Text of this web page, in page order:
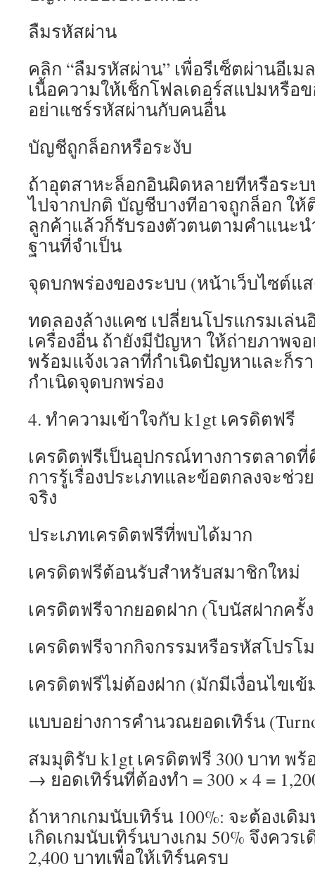
ลืมรหัสผ่าน
คลิก “ลืมรหัสผ่าน” เพื่อรีเซ็ตผ่านอีเม
เนื้อความให้เช็กโฟลเดอร์สแปมหรือ
อย่าแชร์รหัสผ่านกับคนอื่น
บัญชีถูกล็อกหรือระงับ
ถ้าอุตสาหะล็อกอินผิดหลายทีหรือระ
ไปจากปกติ บัญชีบางทีอาจถูกล็อก ให้
ลูกค้าแล้วก็รับรองตัวตนตามคำแนะ
ฐานที่จำเป็น
จุดบกพร่องของระบบ (หน้าเว็บไซต์แ
ทดลองล้างแคช เปลี่ยนโปรแกรมเล่น
เครื่องอื่น ถ้ายังมีปัญหา ให้ถ่ายภาพจ
พร้อมแจ้งเวลาที่กำเนิดปัญหาและก็ร
กำเนิดจุดบกพร่อง
4. ทำความเข้าใจกับ k1gt เครดิตฟรี
เครดิตฟรีเป็นอุปกรณ์ทางการตลาด
การรู้เรื่องประเภทและข้อตกลงจะช่ว
จริง
ประเภทเครดิตฟรีที่พบได้มาก
เครดิตฟรีต้อนรับสำหรับสมาชิกใหม่
เครดิตฟรีจากยอดฝาก (โบนัสฝากครั้
เครดิตฟรีจากกิจกรรมหรือรหัสโปรโ
เครดิตฟรีไม่ต้องฝาก (มักมีเงื่อนไขเข้
แบบอย่างการคำนวณยอดเทิร์น
สมมุติรับ k1gt เครดิตฟรี 300 บาท พ
→ ยอดเทิร์นที่ต้องทำ = 300 × 4 =
ถ้าหากเกมนับเทิร์น 100%: จะต้องเดิ
เกิดเกมนับเทิร์นบางเกม 50% จึงคว
2,400 บาทเพื่อให้เทิร์นครบ